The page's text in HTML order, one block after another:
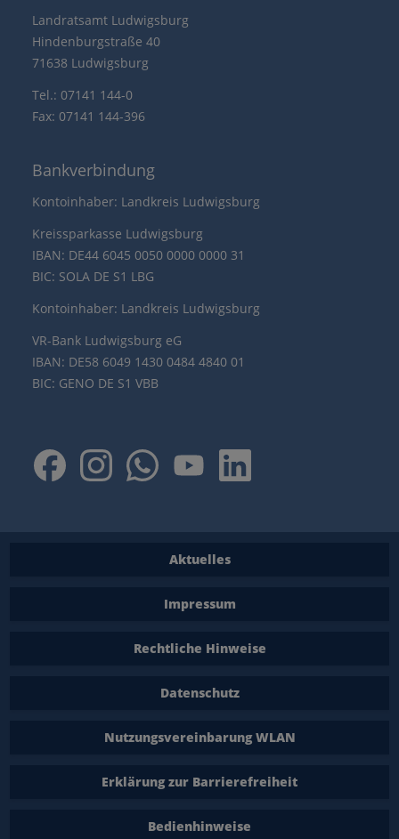
Landratsamt Ludwigsburg
Hindenburgstraße 40
71638 Ludwigsburg
Tel.: 07141 144-0
Fax: 07141 144-396
Bankverbindung
Kontoinhaber: Landkreis Ludwigsburg
Kreissparkasse Ludwigsburg
IBAN: DE44 6045 0050 0000 0000 31
BIC: SOLA DE S1 LBG
Kontoinhaber: Landkreis Ludwigsburg
VR-Bank Ludwigsburg eG
IBAN: DE58 6049 1430 0484 4840 01
BIC: GENO DE S1 VBB
Aktuelles
Impressum
Rechtliche Hinweise
Datenschutz
Nutzungsvereinbarung WLAN
Erklärung zur Barrierefreiheit
Bedienhinweise